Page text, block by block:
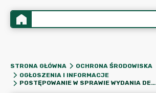
STRONA GŁÓWNA
OCHRONA ŚRODOWISKA
OGŁOSZENIA I INFORMACJE
POSTĘPOWANIE W SPRAWIE WYDANIA DECYZJI O ŚRODOWISKOWYCH UWARUNKOWANIACH PRZEDSIĘWZIĘCIA PN. BUDOWA BUDYNKU MIESZKALNEGO JEDNORODZINNEGO WRAZ Z TOWARZYSZĄCYMI OBIEKTAMI I INFRASTRUKTURĄ NA DZ. EWID. 174/11 OBRĘB 77 SKÓRKA.